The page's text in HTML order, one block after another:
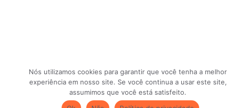
Nós utilizamos cookies para garantir que você tenha a melhor
experiência em nosso site. Se você continua a usar este site,
assumimos que você está satisfeito.